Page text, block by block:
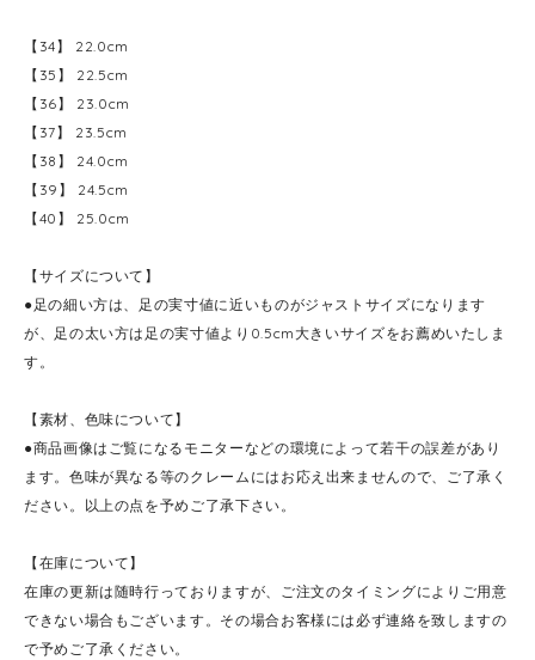
【34】 22.0cm
【35】 22.5cm
【36】 23.0cm
【37】 23.5cm
【38】 24.0cm
【39】 24.5cm
【40】 25.0cm
【サイズについて】
●足の細い方は、足の実寸値に近いものがジャストサイズになります
が、足の太い方は足の実寸値より0.5cm大きいサイズをお薦めいたしま
す。
【素材、色味について】
●商品画像はご覧になるモニターなどの環境によって若干の誤差があり
ます。色味が異なる等のクレームにはお応え出来ませんので、ご了承く
ださい。以上の点を予めご了承下さい。
【在庫について】
在庫の更新は随時行っておりますが、ご注文のタイミングによりご用意
できない場合もございます。その場合お客様には必ず連絡を致しますの
で予めご了承ください。